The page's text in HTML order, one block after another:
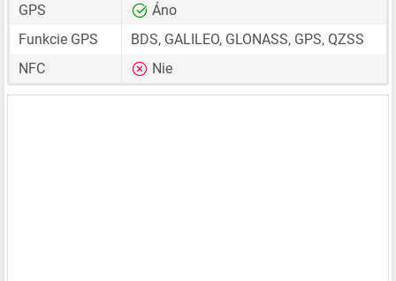
GPS
Áno
Funkcie GPS
BDS, GALILEO, GLONASS, GPS, QZSS
NFC
Nie